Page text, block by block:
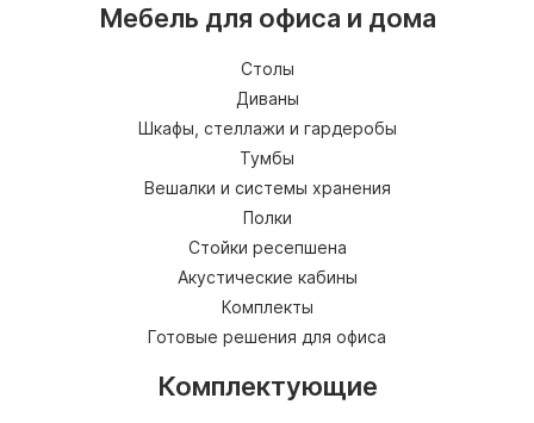
Мебель для офиса и дома
Столы
Диваны
Шкафы, стеллажи и гардеробы
Тумбы
Вешалки и системы хранения
Полки
Стойки ресепшена
Акустические кабины
Комплекты
Готовые решения для офиса
Комплектующие